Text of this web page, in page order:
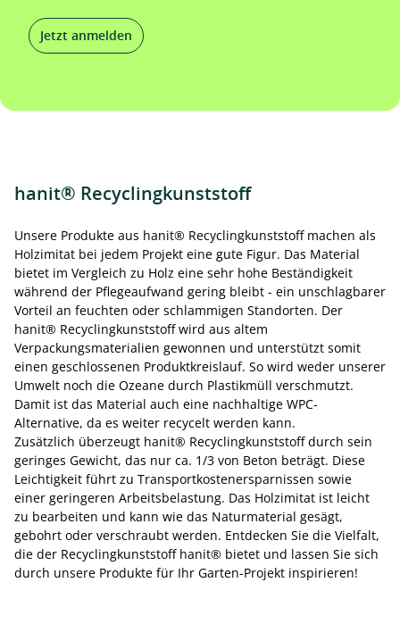
Jetzt anmelden
hanit® Recyclingkunststoff
Unsere Produkte aus hanit® Recyclingkunststoff machen als
Holzimitat bei jedem Projekt eine gute Figur. Das Material
bietet im Vergleich zu Holz eine sehr hohe Beständigkeit
während der Pflegeaufwand gering bleibt - ein unschlagbarer
Vorteil an feuchten oder schlammigen Standorten. Der
hanit® Recyclingkunststoff wird aus altem
Verpackungsmaterialien gewonnen und unterstützt somit
einen geschlossenen Produktkreislauf. So wird weder unserer
Umwelt noch die Ozeane durch Plastikmüll verschmutzt.
Damit ist das Material auch eine nachhaltige WPC-
Alternative, da es weiter recycelt werden kann.
Zusätzlich überzeugt hanit® Recyclingkunststoff durch sein
geringes Gewicht, das nur ca. 1/3 von Beton beträgt. Diese
Leichtigkeit führt zu Transportkostenersparnissen sowie
einer geringeren Arbeitsbelastung. Das Holzimitat ist leicht
zu bearbeiten und kann wie das Naturmaterial gesägt,
gebohrt oder verschraubt werden. Entdecken Sie die Vielfalt,
die der Recyclingkunststoff hanit® bietet und lassen Sie sich
durch unsere Produkte für Ihr Garten-Projekt inspirieren!